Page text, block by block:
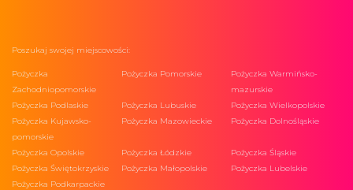
Poszukaj swojej miejscowości:
Pożyczka
Zachodniopomorskie
Pożyczka Pomorskie
Pożyczka Warmińsko-
mazurskie
Pożyczka Podlaskie
Pożyczka Lubuskie
Pożyczka Wielkopolskie
Pożyczka Kujawsko-
pomorskie
Pożyczka Mazowieckie Pożyczka Dolnośląskie
Pożyczka Opolskie Pożyczka Łódzkie
Pożyczka Śląskie
Pożyczka Świętokrzyskie
Pożyczka Małopolskie
Pożyczka Lubelskie
Pożyczka Podkarpackie